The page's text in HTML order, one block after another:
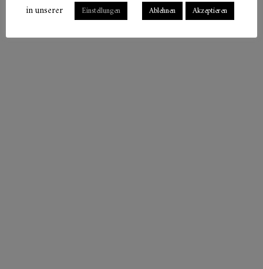
in unserer
Einstellungen Ablehnen Akzeptieren